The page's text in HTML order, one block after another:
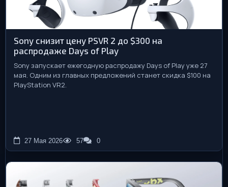
Sony снизит цену PSVR 2 до $300 на
распродаже Days of Play
Sony запускает ежегодную распродажу Days of Play уже 27
мая. Одним из главных предложений станет скидка $100 на
PlayStation VR2.
27 Мая 2026 57 0